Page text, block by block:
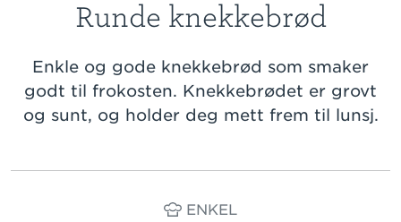
Runde knekkebrød
Enkle og gode knekkebrød som smaker
godt til frokosten. Knekkebrødet er grovt
og sunt, og holder deg mett frem til lunsj.
ENKEL